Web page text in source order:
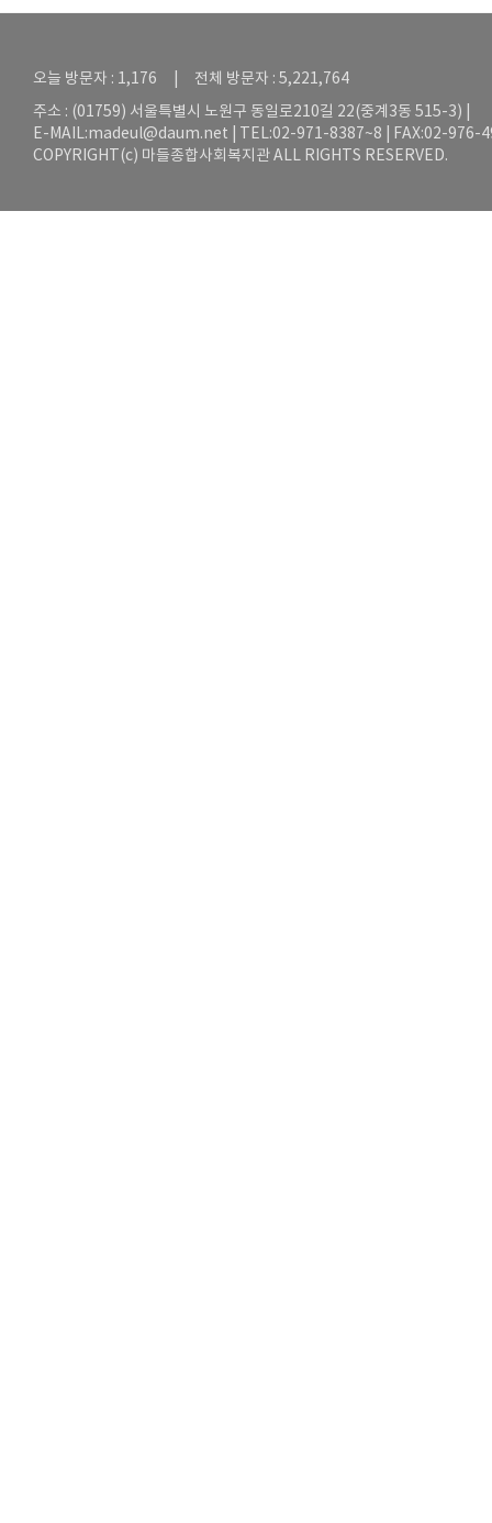
오늘 방문자 : 1,176 | 전체 방문자 : 5,221,764
주소 : (01759) 서울특별시 노원구 동일로210길 22(중계3동 515-3) |
E-MAIL:madeul@daum.net | TEL:02-971-8387~8 | FAX:02-976-
COPYRIGHT(c) 마들종합사회복지관 ALL RIGHTS RESERVED.